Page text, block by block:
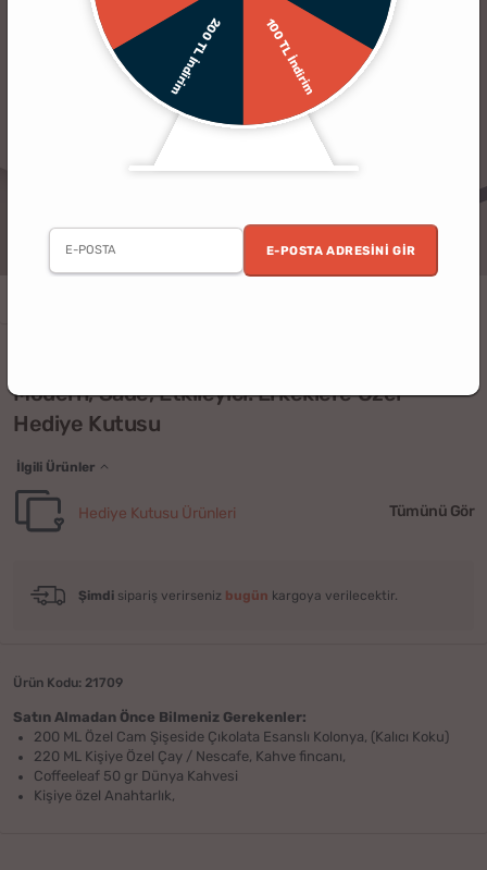
100 TL İndirim
200 TL İndirim
E-POSTA ADRESINI GIR
Modern, Sade, Etkileyici: Erkeklere Özel
Hediye Kutusu
İlgili Ürünler
Hediye Kutusu Ürünleri Tümünü Gör
Şimdi sipariş verirseniz bugün kargoya verilecektir.
Ürün Kodu: 21709
Satın Almadan Önce Bilmeniz Gerekenler:
200 ML Özel Cam Şişeside Çıkolata Esanslı Kolonya, (Kalıcı Koku)
220 ML Kişiye Özel Çay / Nescafe, Kahve fincanı,
Coffeeleaf 50 gr Dünya Kahvesi
Kişiye özel Anahtarlık,